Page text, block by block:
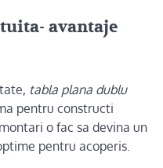
avantaje
tabla plana dublu
pentru constructi
o fac sa devina un
pentru acoperis.